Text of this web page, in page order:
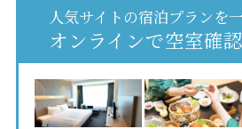
人気サイトの宿泊プランを
オンラインで空室確